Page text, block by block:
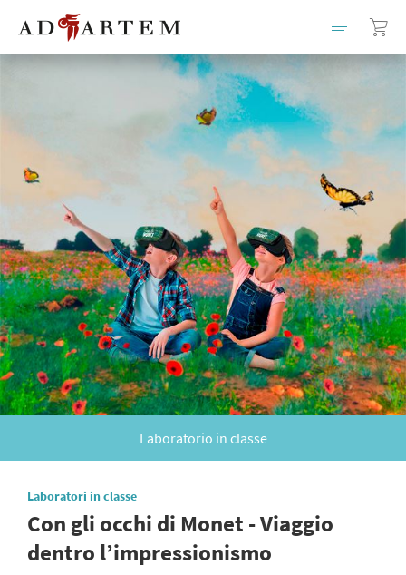
Laboratorio in classe
Laboratori in classe
Con gli occhi di Monet - Viaggio
dentro l’impressionismo